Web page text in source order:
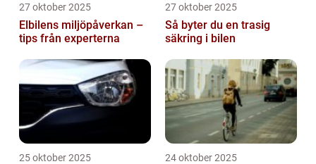
27 oktober 2025
Elbilens miljöpåverkan –
tips från experterna
27 oktober 2025
Så byter du en trasig
säkring i bilen
25 oktober 2025 24 oktober 2025